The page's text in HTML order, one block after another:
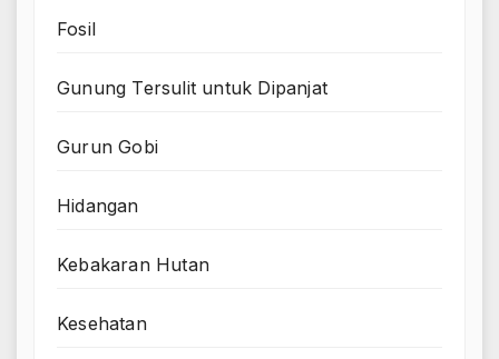
Fosil
Gunung Tersulit untuk Dipanjat
Gurun Gobi
Hidangan
Kebakaran Hutan
Kesehatan